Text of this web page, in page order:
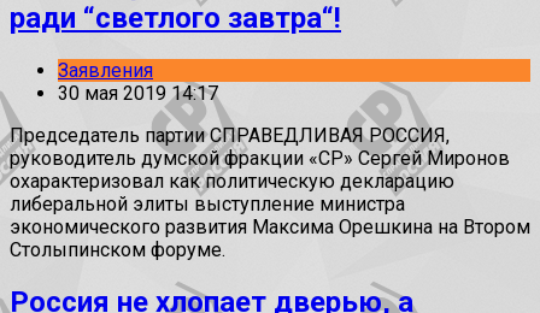
ради “светлого завтра“!
Заявления
30 мая 2019 14:17
Председатель партии СПРАВЕДЛИВАЯ РОССИЯ,
руководитель думской фракции «СР» Сергей Миронов
охарактеризовал как политическую декларацию
либеральной элиты выступление министра
экономического развития Максима Орешкина на Втором
Столыпинском форуме.
Россия не хлопает дверью, а